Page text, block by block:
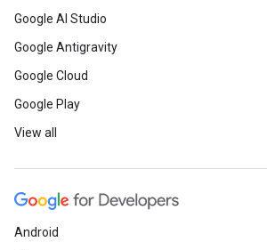
Google AI Studio
Google Antigravity
Google Cloud
Google Play
View all
Android